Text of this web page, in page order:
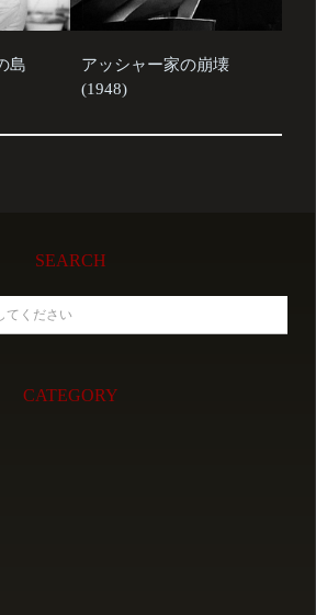
島
アッシャー家の崩壊
(1948)
SEARCH
CATEGORY